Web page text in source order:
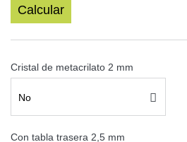
Calcular
Cristal de metacrilato 2 mm
No
Con tabla trasera 2,5 mm